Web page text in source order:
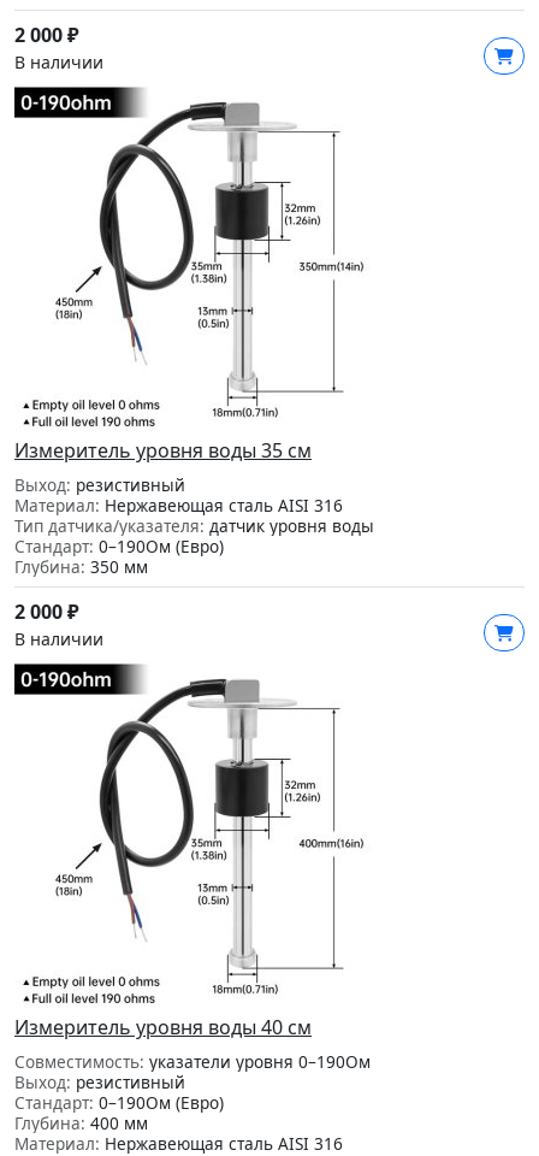
2 000₽
В наличии
Измеритель уровня воды 35 см
Выход: резистивный
Материал: Нержавеющая сталь AISI 316
Тип датчика/указателя: датчик уровня воды
Стандарт: 0–190Ом (Евро)
Глубина: 350 мм
2 000₽
В наличии
Измеритель уровня воды 40 см
Совместимость: указатели уровня 0–190Ом
Выход: резистивный
Стандарт: 0–190Ом (Евро)
Глубина: 400 мм
Материал: Нержавеющая сталь AISI 316